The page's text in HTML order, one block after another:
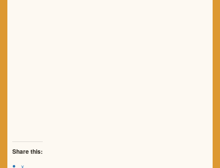
Share this: